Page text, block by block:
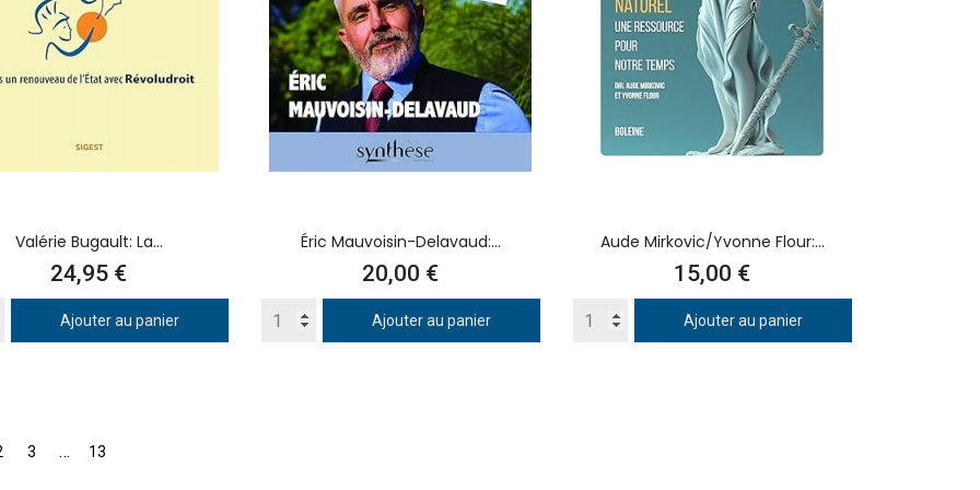
Valérie Bugault: La...
Prix
24,95 €
Ajouter au panier
Éric Mauvoisin-Delavaud:...
Prix
20,00 €
Ajouter au panier
Aude Mirkovic/Yvonne Flour:...
Prix
15,00 €
Ajouter au panier
3 … 13